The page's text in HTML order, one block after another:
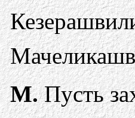
М.Пусть